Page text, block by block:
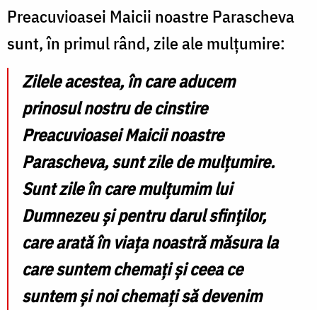
Preacuvioasei Maicii noastre Parascheva
sunt, în primul rând, zile ale mulțumire:
Zilele acestea, în care aducem
prinosul nostru de cinstire
Preacuvioasei Maicii noastre
Parascheva, sunt zile de mulțumire.
Sunt zile în care mulțumim lui
Dumnezeu și pentru darul sfinților,
care arată în viața noastră măsura la
care suntem chemați și ceea ce
suntem și noi chemați să devenim